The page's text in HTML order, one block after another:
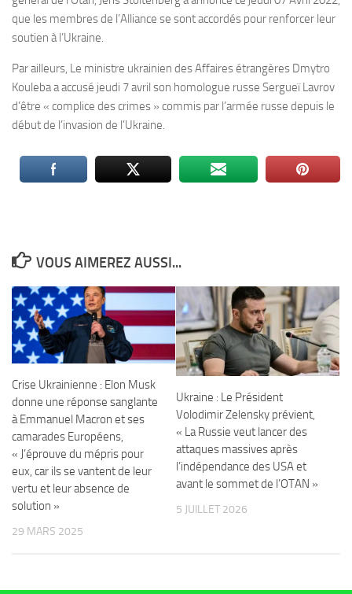
que les membres de l’Alliance se sont accordés pour renforcer leur
soutien à l’Ukraine.
Par ailleurs, Le ministre ukrainien des Affaires étrangères Dmytro
Kouleba a accusé jeudi 7 avril son homologue russe Sergueï Lavrov
d’être « complice des crimes » commis par l’armée russe depuis le
début de l’invasion de l’Ukraine.
VOUS AIMEREZ AUSSI...
Crise Ukrainienne : Elon Musk
donne une réponse sanglante
à Emmanuel Macron et ses
camarades Européens,
« J’éprouve du mépris pour
eux, car ils se vantent de leur
vertu et leur absence de
solution »
29 MARS 2025
Ukraine : Le Président
Volodimir Zelensky prévient,
« La Russie veut lancer des
attaques massives après
l’indépendance des USA et
avant le sommet de l’OTAN »
5 JUILLET 2026